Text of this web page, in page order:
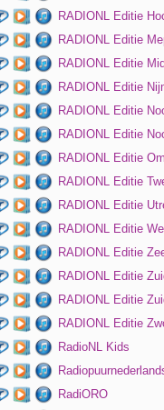
RADIONL Editie
RADIONL Editie
RADIONL Editie
RADIONL Editie
RADIONL Editie
RADIONL Editie
RADIONL Editie
RADIONL Editie
RADIONL Editie
RADIONL Editie
RADIONL Editie
RADIONL Editie
RADIONL Editie
RADIONL Editie
RadioNL Kids
RadiORO